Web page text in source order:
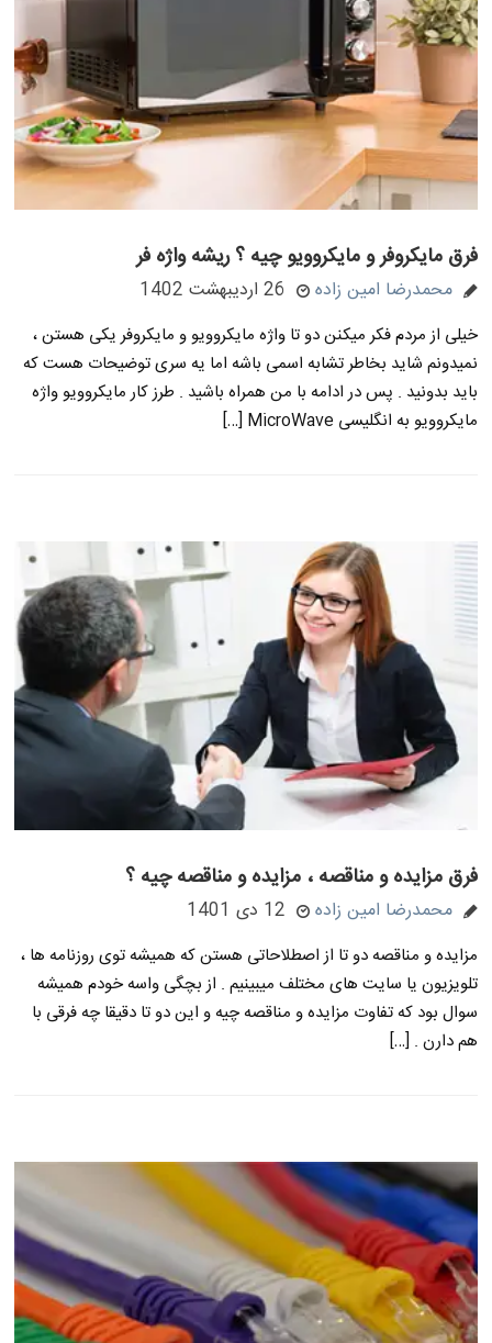
فرق مایکروفر و مایکروویو چیه ؟ ریشه واژه فر
محمدرضا امین زاده 26 اردیبهشت 1402
خیلی از مردم فکر میکنن دو تا واژه مایکروویو و مایکروفر یکی هستن ،
نمیدونم شاید بخاطر تشابه اسمی باشه اما یه سری توضیحات هست که
باید بدونید . پس در ادامه با من همراه باشید . طرز کار مایکروویو واژه
مایکروویو به انگلیسی MicroWave […]
فرق مزایده و مناقصه ، مزایده و مناقصه چیه ؟
محمدرضا امین زاده 12 دی 1401
مزایده و مناقصه دو تا از اصطلاحاتی هستن که همیشه توی روزنامه ها ،
تلویزیون یا سایت های مختلف میبینیم . از بچگی واسه خودم همیشه
سوال بود که تفاوت مزایده و مناقصه چیه و این دو تا دقیقا چه فرقی با
هم دارن . […]